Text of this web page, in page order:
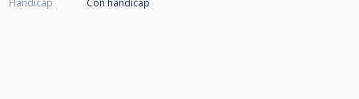
Handicap
Con handicap